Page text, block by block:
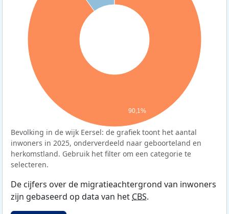
90,1%
Bevolking in de wijk Eersel: de grafiek toont het aantal
inwoners in 2025, onderverdeeld naar geboorteland en
herkomstland. Gebruik het filter om een categorie te
selecteren.
De cijfers over de migratieachtergrond van inwoners
zijn gebaseerd op data van het CBS.